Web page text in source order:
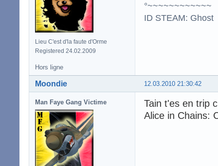
Lieu C'est d'la faute d'Orme
Registered 24.02.2009
°~~~~~~~~~~~~
ID STEAM: Ghost
Hors ligne
12.03.2010 21:30:42
Moondie
Man Faye Gang Victime
Tain t'es en trip
Alice in Chains: